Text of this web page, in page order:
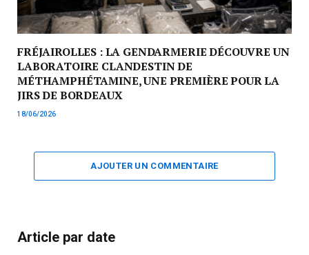
FRÉJAIROLLES : LA GENDARMERIE DÉCOUVRE UN
LABORATOIRE CLANDESTIN DE
MÉTHAMPHÉTAMINE, UNE PREMIÈRE POUR LA
JIRS DE BORDEAUX
18/06/2026
AJOUTER UN COMMENTAIRE
Article par date